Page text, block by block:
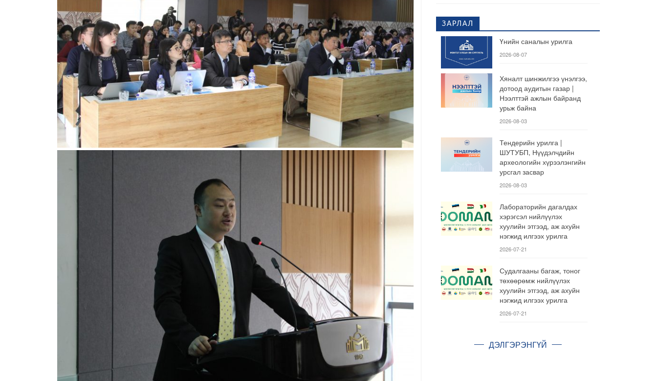
ЗАРЛАЛ
Үнийн саналын урилга
2026-08-07
Хяналт шинжилгээ үнэлгээ,
дотоод аудитын газар |
Нээлттэй ажлын байранд
урьж байна
2026-08-03
Тендерийн урилга |
ШУТУБП, Нүүдэлчдийн
археологийн хүрээлэнгийн
урсгал засвар
2026-08-03
Лабораторийн дагалдах
хэрэгсэл нийлүүлэх
хуулийн этгээд, аж ахуйн
нэгжид илгээх урилга
2026-07-21
Судалгааны багаж, тоног
төхөөрөмж нийлүүлэх
хуулийн этгээд, аж ахуйн
нэгжид илгээх урилга
2026-07-21
ДЭЛГЭРЭНГҮЙ